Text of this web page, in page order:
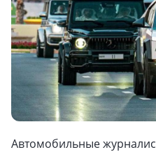
Автомобильные